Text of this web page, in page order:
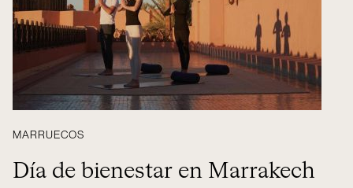
MARRUECOS
Día de bienestar en Marrakech